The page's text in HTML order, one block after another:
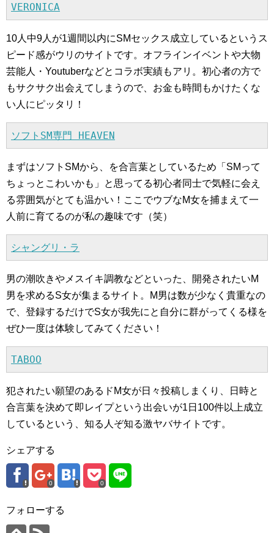
VERONICA
10人中9人が1週間以内にSMセックス成立しているというス
ピード感がウリのサイトです。オフラインイベントや大物
芸能人・Youtuberなどとコラボ実績もアリ。初心者の方で
もサクサク出会えてしまうので、お金も時間もかけたくな
い人にピッタリ！
ソフトSM専門 HEAVEN
まずはソフトSMから、を合言葉としているため「SMって
ちょっとこわいかも」と思ってる初心者同士で気軽に会え
る雰囲気がとても温かい！ここでウブなM女を捕まえて一
人前に育てるのが私の趣味です（笑）
シャングリ・ラ
男の潮吹きやメスイキ調教などといった、開発されたいM
男を求めるS女が集まるサイト。M男は数が少なく貴重なの
で、登録するだけでS女が我先にと自分に群がってくる様を
ぜひ一度は体験してみてください！
TABOO
犯されたい願望のあるドM女が日々投稿しまくり、日時と
合言葉を決めて即レイプという出会いが1日100件以上成立
しているという、知る人ぞ知る激ヤバサイトです。
シェアする
0 0
フォローする